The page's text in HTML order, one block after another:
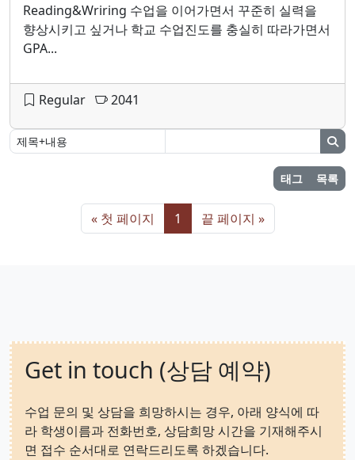
Reading&Wriring 수업을 이어가면서 꾸준히 실력을
향상시키고 싶거나 학교 수업진도를 충실히 따라가면서
GPA...
Regular 2041
태그 목록
« 첫 페이지 1 끝 페이지 »
Get in touch (상담 예약)
수업 문의 및 상담을 희망하시는 경우, 아래 양식에 따
라 학생이름과 전화번호, 상담희망 시간을 기재해주시
면 접수 순서대로 연락드리도록 하겠습니다.